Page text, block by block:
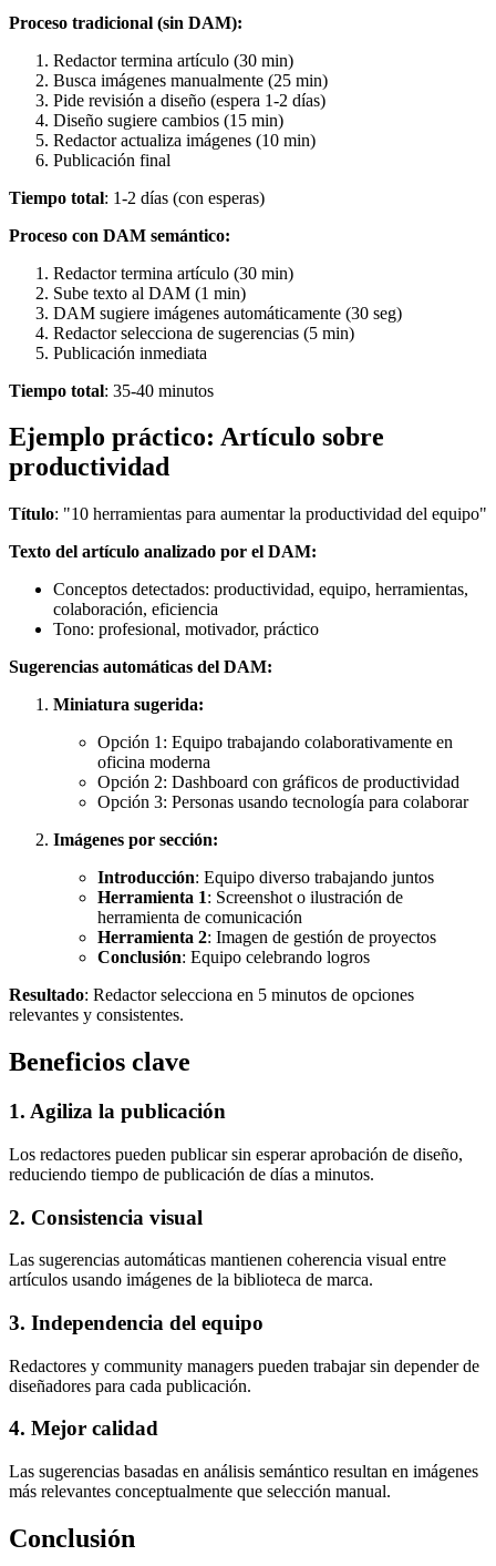
Proceso tradicional (sin DAM):
Redactor termina artículo (30 min)
Busca imágenes manualmente (25 min)
Pide revisión a diseño (espera 1-2 días)
Diseño sugiere cambios (15 min)
Redactor actualiza imágenes (10 min)
Publicación final
Tiempo total: 1-2 días (con esperas)
Proceso con DAM semántico:
Redactor termina artículo (30 min)
Sube texto al DAM (1 min)
DAM sugiere imágenes automáticamente (30 seg)
Redactor selecciona de sugerencias (5 min)
Publicación inmediata
Tiempo total: 35-40 minutos
Ejemplo práctico: Artículo sobre
productividad
Título: "10 herramientas para aumentar la productividad del equipo"
Texto del artículo analizado por el DAM:
Conceptos detectados: productividad, equipo, herramientas,
colaboración, eficiencia
Tono: profesional, motivador, práctico
Sugerencias automáticas del DAM:
Miniatura sugerida:
Opción 1: Equipo trabajando colaborativamente en
oficina moderna
Opción 2: Dashboard con gráficos de productividad
Opción 3: Personas usando tecnología para colaborar
Imágenes por sección:
Introducción: Equipo diverso trabajando juntos
Herramienta 1: Screenshot o ilustración de
herramienta de comunicación
Herramienta 2: Imagen de gestión de proyectos
Conclusión: Equipo celebrando logros
Resultado: Redactor selecciona en 5 minutos de opciones
relevantes y consistentes.
Beneficios clave
1. Agiliza la publicación
Los redactores pueden publicar sin esperar aprobación de diseño,
reduciendo tiempo de publicación de días a minutos.
2. Consistencia visual
Las sugerencias automáticas mantienen coherencia visual entre
artículos usando imágenes de la biblioteca de marca.
3. Independencia del equipo
Redactores y community managers pueden trabajar sin depender de
diseñadores para cada publicación.
4. Mejor calidad
Las sugerencias basadas en análisis semántico resultan en imágenes
más relevantes conceptualmente que selección manual.
Conclusión